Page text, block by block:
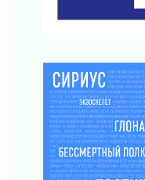
Музеи
03 августа 2026
03 августа 2026
Часть медиков
рассчитывать
03 августа 2026
За сутки в
ликвидировали
03 августа 2026